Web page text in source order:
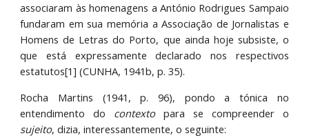
associaram às homenagens a António Rodrigues Sampaio
fundaram em sua memória a Associação de Jornalistas e
Homens de Letras do Porto, que ainda hoje subsiste, o
que está expressamente declarado nos respectivos
estatutos[1] (CUNHA, 1941b, p. 35).
Rocha Martins (1941, p. 96), pondo a tónica no
entendimento do contextopara se compreender o
sujeito, dizia, interessantemente, o seguinte: